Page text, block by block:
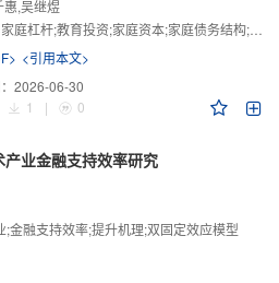
惠,吴继煜
家庭杠杆;教育投资;家庭资本;家庭债务结构;CHFS
<引用本文>
2026-06-30
1 | 0
业金融支持效率研究
金融支持效率;提升机理;双固定效应模型